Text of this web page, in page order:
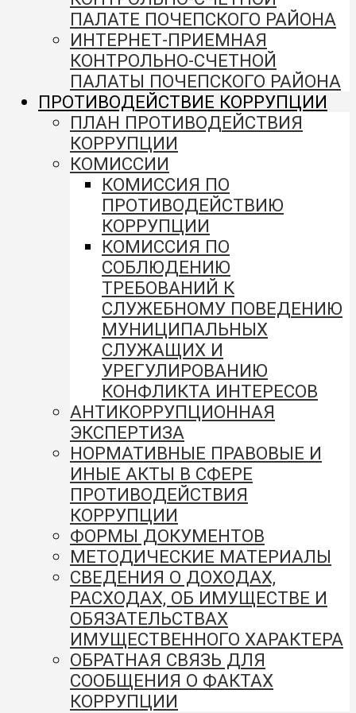
ПАЛАТЕ ПОЧЕПСКОГО РАЙОНА
ИНТЕРНЕТ-ПРИЕМНАЯ
КОНТРОЛЬНО-СЧЕТНОЙ
ПАЛАТЫ ПОЧЕПСКОГО РАЙОНА
ПРОТИВОДЕЙСТВИЕ КОРРУПЦИИ
ПЛАН ПРОТИВОДЕЙСТВИЯ
КОРРУПЦИИ
КОМИССИИ
КОМИССИЯ ПО
ПРОТИВОДЕЙСТВИЮ
КОРРУПЦИИ
КОМИССИЯ ПО
СОБЛЮДЕНИЮ
ТРЕБОВАНИЙ К
СЛУЖЕБНОМУ ПОВЕДЕНИЮ
МУНИЦИПАЛЬНЫХ
СЛУЖАЩИХ И
УРЕГУЛИРОВАНИЮ
КОНФЛИКТА ИНТЕРЕСОВ
АНТИКОРРУПЦИОННАЯ
ЭКСПЕРТИЗА
НОРМАТИВНЫЕ ПРАВОВЫЕ И
ИНЫЕ АКТЫ В СФЕРЕ
ПРОТИВОДЕЙСТВИЯ
КОРРУПЦИИ
ФОРМЫ ДОКУМЕНТОВ
МЕТОДИЧЕСКИЕ МАТЕРИАЛЫ
СВЕДЕНИЯ О ДОХОДАХ,
РАСХОДАХ, ОБ ИМУЩЕСТВЕ И
ОБЯЗАТЕЛЬСТВАХ
ИМУЩЕСТВЕННОГО ХАРАКТЕРА
ОБРАТНАЯ СВЯЗЬ ДЛЯ
СООБЩЕНИЯ О ФАКТАХ
КОРРУПЦИИ